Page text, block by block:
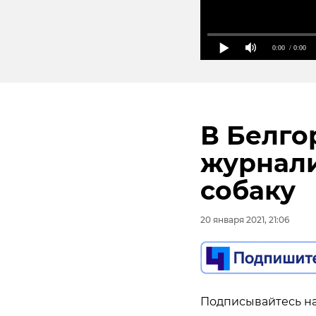
0:00 / 0:00
В
собаку
20 января 2021, 21:06
Подписывайтесь